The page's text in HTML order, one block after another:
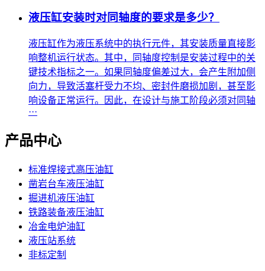
液压缸安装时对同轴度的要求是多少？
液压缸作为液压系统中的执行元件，其安装质量直接影
响整机运行状态。其中，同轴度控制是安装过程中的关
键技术指标之一。如果同轴度偏差过大，会产生附加侧
向力，导致活塞杆受力不均、密封件磨损加剧，甚至影
响设备正常运行。因此，在设计与施工阶段必须对同轴
···
产品中心
标准焊接式高压油缸
凿岩台车液压油缸
掘进机液压油缸
铁路装备液压油缸
冶金电炉油缸
液压站系统
非标定制